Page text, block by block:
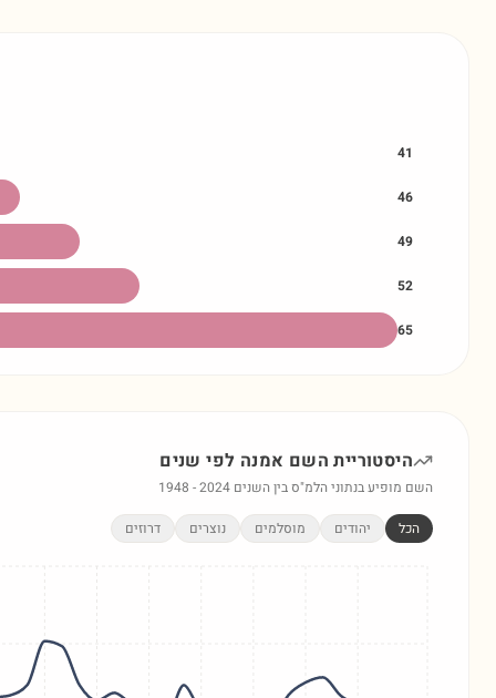
41
46
49
52
65
היסטוריית השם אמנה לפי שנים
השם מופיע בנתוני הלמ"ס בין השנים 1948 -2024
הכל יהודים מוסלמים נוצרים דרוזים